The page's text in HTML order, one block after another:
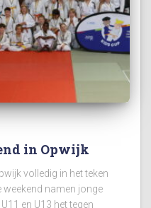
in Opwijk
volledig in het teken
namen jonge
en U13 het tegen